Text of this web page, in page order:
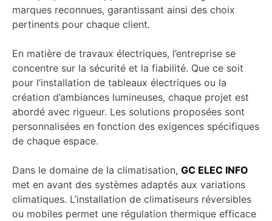
marques reconnues, garantissant ainsi des choix
pertinents pour chaque client.
En matière de travaux électriques, l’entreprise se
concentre sur la sécurité et la fiabilité. Que ce soit
pour l’installation de tableaux électriques ou la
création d’ambiances lumineuses, chaque projet est
abordé avec rigueur. Les solutions proposées sont
personnalisées en fonction des exigences spécifiques
de chaque espace.
Dans le domaine de la climatisation, GC ELEC INFO
met en avant des systèmes adaptés aux variations
climatiques. L’installation de climatiseurs réversibles
ou mobiles permet une régulation thermique efficace